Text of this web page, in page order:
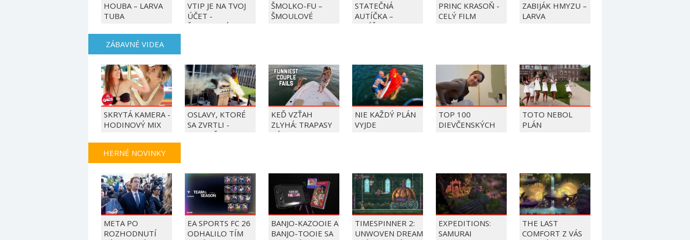
HOUBA – LARVA
TUBA
VTIP JE NA TVOJ
ÚČET -
ŠMOULOVÉ
ŠMOLKO-FU –
ŠMOULOVÉ
STATEČNÁ
AUTÍČKA –
BALÍČEK PIERRE
PRINC KRASOŇ -
CELÝ FILM
ZABIJÁK HMYZU –
LARVA
ZÁBAVNÉ VIDEA
SKRYTÁ KAMERA -
HODINOVÝ MIX
OSLAVY, KTORÉ
SA ZVRTLI -
NAJLEPŠIE
KEĎ VZŤAH
ZLYHÁ: TRAPASY
PÁROV
NIE KAŽDÝ PLÁN
VYJDE
TOP 100
DIEVČENSKÝCH
TOTO NEBOL
PLÁN
HERNÉ NOVINKY
META PO
ROZHODNUTÍ
EA SPORTS FC 26
ODHALILO TÍM
BANJO-KAZOOIE A
BANJO-TOOIE SA
TIMESPINNER 2:
UNWOVEN DREAM
EXPEDITIONS:
SAMURAI
THE LAST
COMFORT Z VÁS